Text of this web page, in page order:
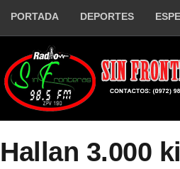
PORTADA DEPORTES
Hallan 3.000